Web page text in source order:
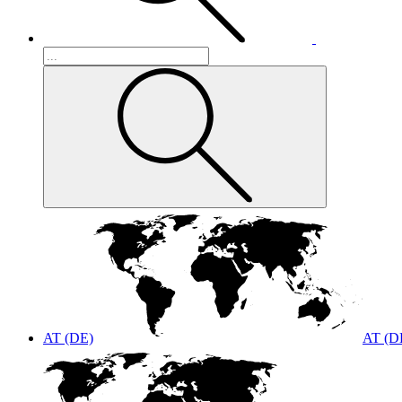
AT (DE) AT